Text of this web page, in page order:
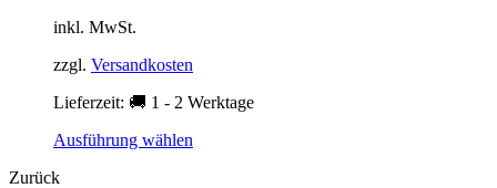
werden
inkl. MwSt.
zzgl. Versandkosten
Lieferzeit: 🚚 1 - 2 Werktage
Ausführung wählen
Zurück